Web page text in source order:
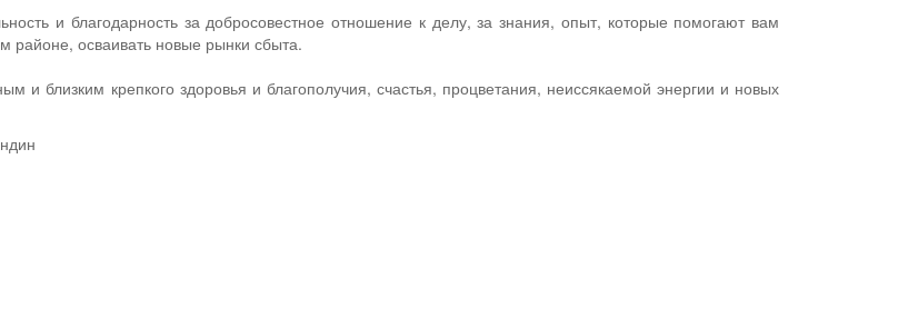
и благодарность за добросовестное отношение к делу, за знания, опыт, которые помогают вам
районе, осваивать новые рынки сбыта.
и близким крепкого здоровья и благополучия, счастья, процветания, неиссякаемой энергии и новых